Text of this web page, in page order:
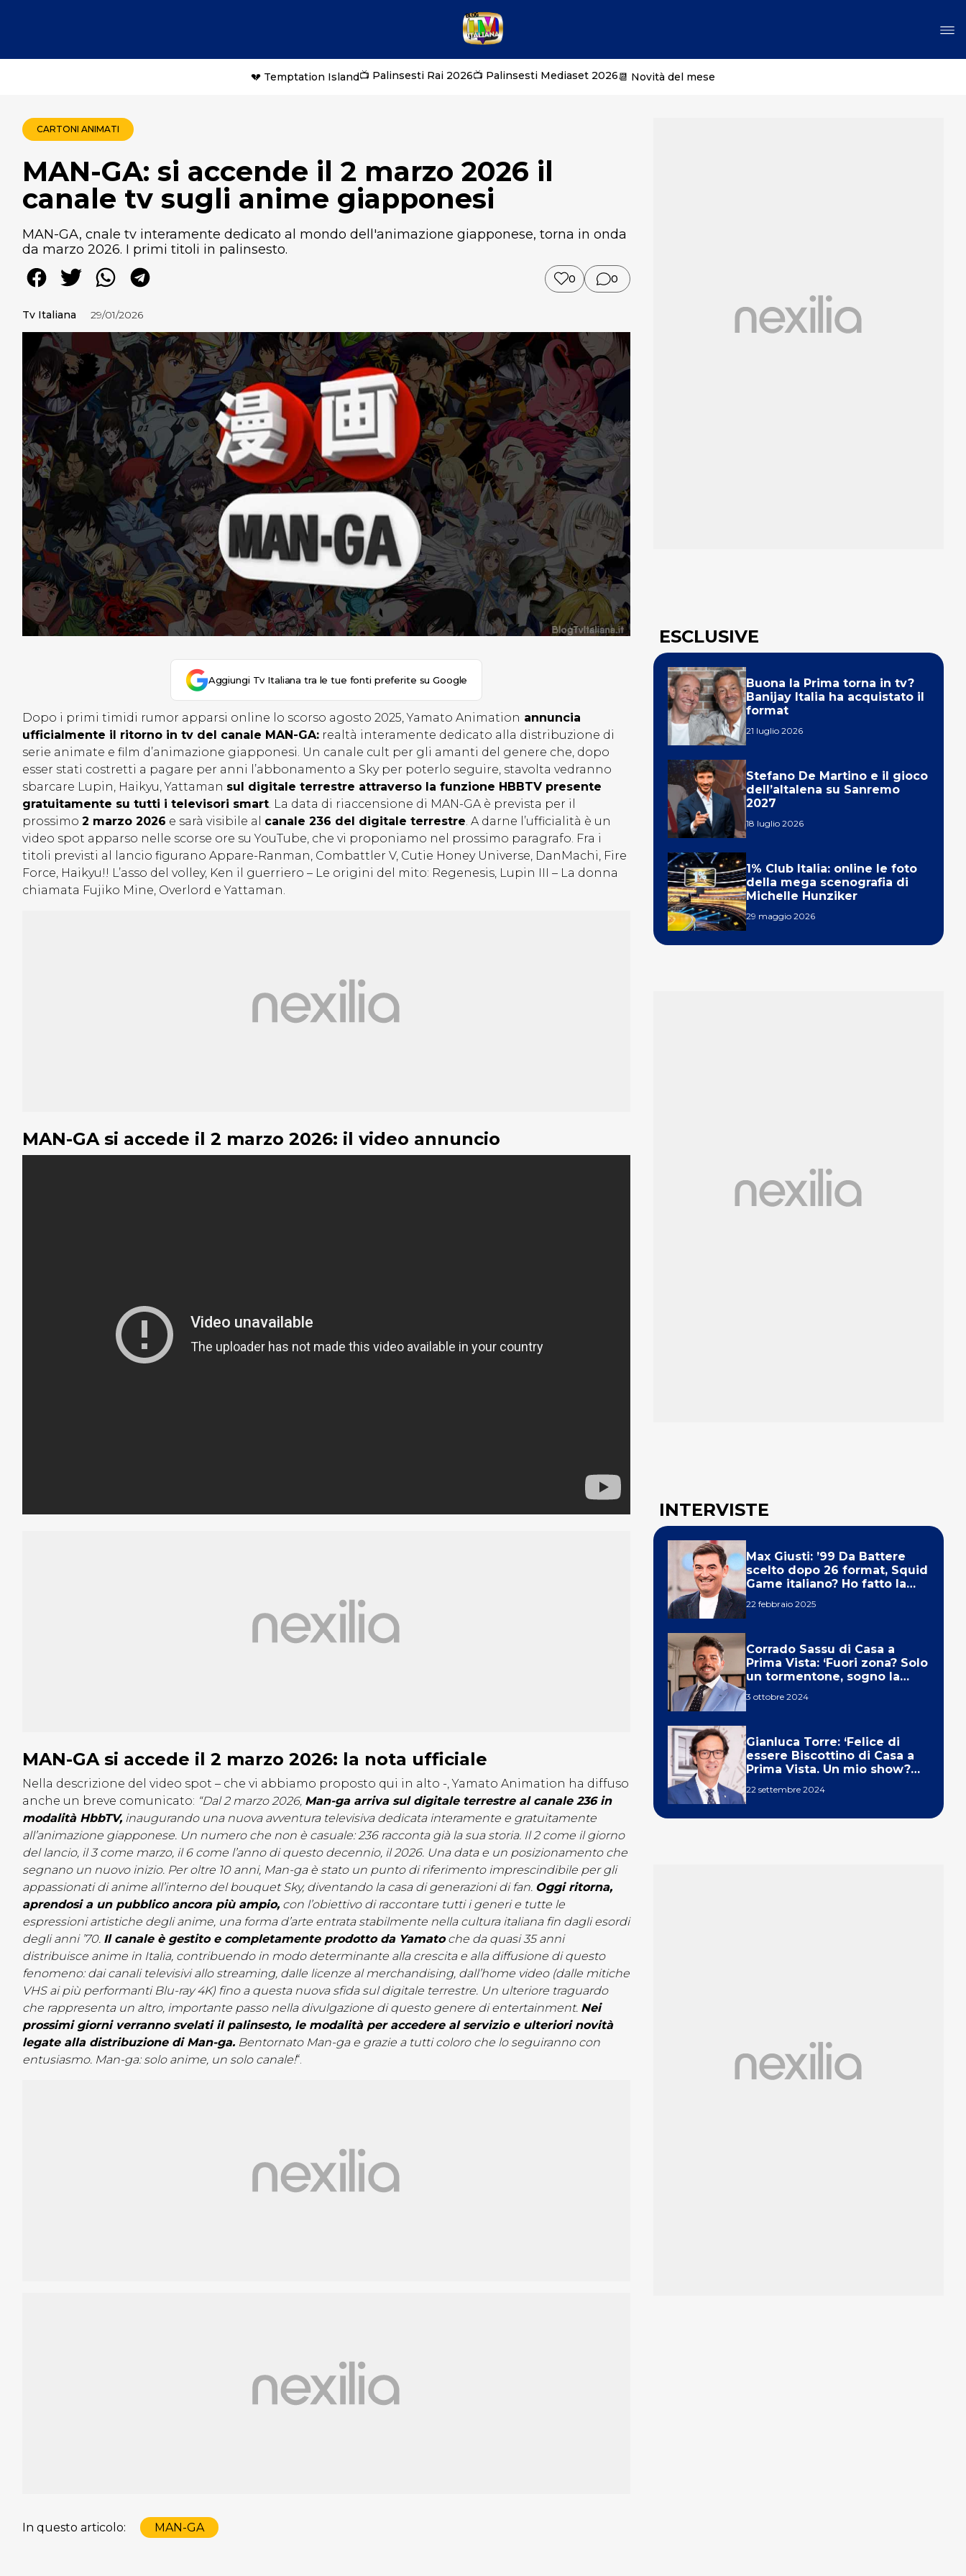
💔 Temptation Island📺 Palinsesti Rai 2026📺 Palinsesti Mediaset 2026📆 Novità del mese
CARTONI ANIMATI
MAN-GA: si accende il 2 marzo 2026 il
canale tv sugli anime giapponesi
MAN-GA, cnale tv interamente dedicato al mondo dell'animazione giapponese, torna in onda
da marzo 2026. I primi titoli in palinsesto.
0 0
Tv Italiana 29/01/2026
Aggiungi Tv Italiana tra le tue fonti preferite su Google
Dopo i primi timidi rumor apparsi online lo scorso agosto 2025, Yamato Animation annuncia
ufficialmente il ritorno in tv del canale MAN-GA: realtà interamente dedicato alla distribuzione di
serie animate e film d’animazione giapponesi. Un canale cult per gli amanti del genere che, dopo
esser stati costretti a pagare per anni l’abbonamento a Sky per poterlo seguire, stavolta vedranno
sbarcare Lupin, Haikyu, Yattaman sul digitale terrestre attraverso la funzione HBBTV presente
gratuitamente su tutti i televisori smart. La data di riaccensione di MAN-GA è prevista per il
prossimo 2 marzo 2026 e sarà visibile al canale 236 del digitale terrestre. A darne l’ufficialità è un
video spot apparso nelle scorse ore su YouTube, che vi proponiamo nel prossimo paragrafo. Fra i
titoli previsti al lancio figurano Appare-Ranman, Combattler V, Cutie Honey Universe, DanMachi, Fire
Force, Haikyu!! L’asso del volley, Ken il guerriero – Le origini del mito: Regenesis, Lupin III – La donna
chiamata Fujiko Mine, Overlord e Yattaman.
MAN-GA si accede il 2 marzo 2026: il video annuncio
MAN-GA si accede il 2 marzo 2026: la nota ufficiale
Nella descrizione del video spot – che vi abbiamo proposto qui in alto -, Yamato Animation ha diffuso
anche un breve comunicato: “Dal 2 marzo 2026, Man-ga arriva sul digitale terrestre al canale 236 in
modalità HbbTV, inaugurando una nuova avventura televisiva dedicata interamente e gratuitamente
all’animazione giapponese. Un numero che non è casuale: 236 racconta già la sua storia. Il 2 come il giorno
del lancio, il 3 come marzo, il 6 come l’anno di questo decennio, il 2026. Una data e un posizionamento che
segnano un nuovo inizio. Per oltre 10 anni, Man-ga è stato un punto di riferimento imprescindibile per gli
appassionati di anime all’interno del bouquet Sky, diventando la casa di generazioni di fan. Oggi ritorna,
aprendosi a un pubblico ancora più ampio, con l’obiettivo di raccontare tutti i generi e tutte le
espressioni artistiche degli anime, una forma d’arte entrata stabilmente nella cultura italiana fin dagli esordi
degli anni ’70. Il canale è gestito e completamente prodotto da Yamatoche da quasi 35 anni
distribuisce anime in Italia, contribuendo in modo determinante alla crescita e alla diffusione di questo
fenomeno: dai canali televisivi allo streaming, dalle licenze al merchandising, dall’home video (dalle mitiche
VHS ai più performanti Blu-ray 4K) fino a questa nuova sfida sul digitale terrestre. Un ulteriore traguardo
che rappresenta un altro, importante passo nella divulgazione di questo genere di entertainment. Nei
prossimi giorni verranno svelati il palinsesto, le modalità per accedere al servizio e ulteriori novità
legate alla distribuzione di Man-ga. Bentornato Man-ga e grazie a tutti coloro che lo seguiranno con
entusiasmo. Man-ga: solo anime, un solo canale!“.
In questo articolo: MAN-GA
ESCLUSIVE
Buona la Prima torna in tv?
Banijay Italia ha acquistato il
format
21 luglio 2026
Stefano De Martino e il gioco
dell’altalena su Sanremo
2027
18 luglio 2026
1% Club Italia: online le foto
della mega scenografia di
Michelle Hunziker
29 maggio 2026
INTERVISTE
Max Giusti: ’99 Da Battere
scelto dopo 26 format, Squid
Game italiano? Ho fatto la
22 febbraio 2025
Corrado Sassu di Casa a
Prima Vista: ‘Fuori zona? Solo
un tormentone, sogno la
3 ottobre 2024
Gianluca Torre: ‘Felice di
essere Biscottino di Casa a
Prima Vista. Un mio show?
22 settembre 2024